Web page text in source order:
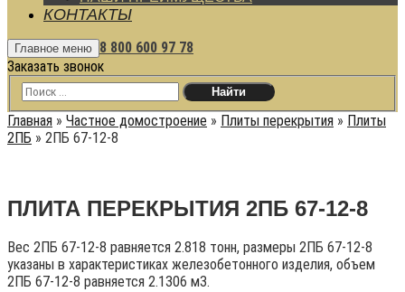
КОНТАКТЫ
Главное меню 8 800 600 97 78
Заказать звонок
Главная » Частное домостроение » Плиты перекрытия » Плиты
2ПБ » 2ПБ 67-12-8
ПЛИТА ПЕРЕКРЫТИЯ 2ПБ 67-12-8
Вес 2ПБ 67-12-8 равняется 2.818 тонн, размеры 2ПБ 67-12-8
указаны в характеристиках железобетонного изделия, объем
2ПБ 67-12-8 равняется 2.1306 м3.